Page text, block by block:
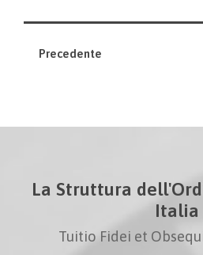
Precedente
La Struttura
Italia
Tuitio Fidei et